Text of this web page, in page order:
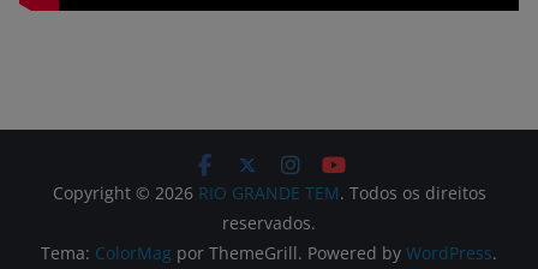
Copyright © 2026 RIO GRANDE TEM. Todos os direitos
reservados.
Tema: ColorMag por ThemeGrill. Powered by WordPress.